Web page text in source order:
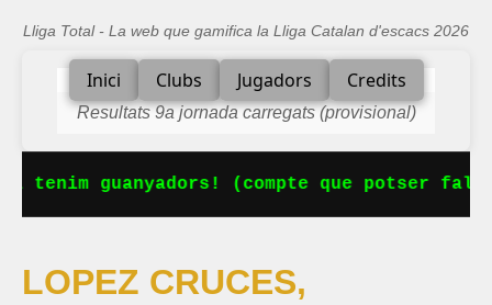
Lliga Total - La web que gamifica la Lliga Catalan d'escacs 2026
Inici Clubs Jugadors Credits
Resultats 9a jornada carregats (provisional)
tenim guanyadors! (compte que potser
LOPEZ CRUCES,